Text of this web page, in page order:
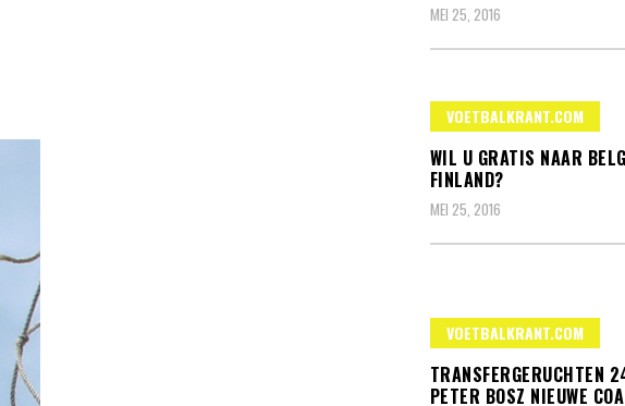
MEI 25, 2016
VOETBALKRANT.COM
WIL U GRATIS NAAR
FINLAND?
MEI 25, 2016
VOETBALKRANT.COM
TRANSFERGERUCHTEN
PETER BOSZ NIEUWE